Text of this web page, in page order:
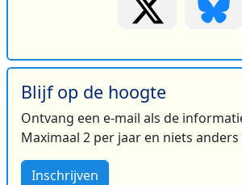
Blijf op de hoogte
Ontvang een e-mail als de
Maximaal 2 per jaar en niets
Inschrijven